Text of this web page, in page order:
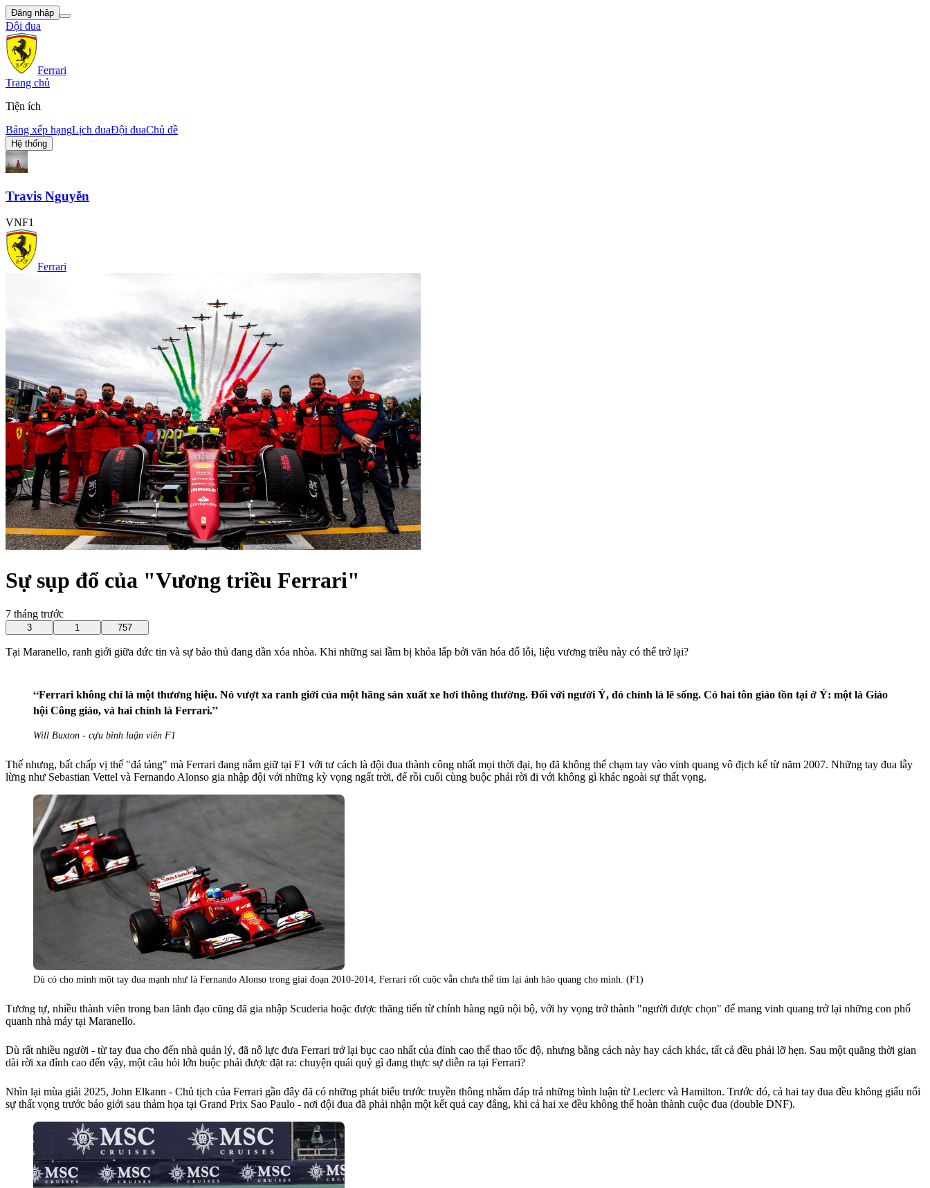
Đăng nhập
Đội đua
Ferrari
Trang chủ
Tiện ích
Bảng xếp hạngLịch đuaĐội đuaChủ đề
Hệ thống
Travis Nguyễn
VNF1
Ferrari
Sự sụp đổ của "Vương triều Ferrari"
7 tháng trước
3 1 757
Tại Maranello, ranh giới giữa đức tin và sự bảo thủ đang dần xóa nhòa. Khi những sai lầm bị khỏa lấp bởi văn hóa đổ lỗi, liệu vương triều này có thể trở lại?
Ferrari không chỉ là một thương hiệu. Nó vượt xa ranh giới của một hãng sản xuất xe hơi thông thường. Đối với người Ý, đó chính là lẽ sống. Có hai tôn giáo tồn tại ở Ý: một là Giáo
hội Công giáo, và hai chính là Ferrari.
Will Buxton - cựu bình luận viên F1
Thế nhưng, bất chấp vị thế "đá tảng" mà Ferrari đang nắm giữ tại F1 với tư cách là đội đua thành công nhất mọi thời đại, họ đã không thể chạm tay vào vinh quang vô địch kể từ năm 2007. Những tay đua lẫy
lừng như Sebastian Vettel và Fernando Alonso gia nhập đội với những kỳ vọng ngất trời, để rồi cuối cùng buộc phải rời đi với không gì khác ngoài sự thất vọng.
Dù có cho mình một tay đua mạnh như là Fernando Alonso trong giai đoạn 2010-2014, Ferrari rốt cuộc vẫn chưa thể tìm lại ánh hào quang cho mình. (F1)
Tương tự, nhiều thành viên trong ban lãnh đạo cũng đã gia nhập Scuderia hoặc được thăng tiến từ chính hàng ngũ nội bộ, với hy vọng trở thành "người được chọn" để mang vinh quang trở lại những con phố
quanh nhà máy tại Maranello.
Dù rất nhiều người - từ tay đua cho đến nhà quản lý, đã nỗ lực đưa Ferrari trở lại bục cao nhất của đỉnh cao thể thao tốc độ, nhưng bằng cách này hay cách khác, tất cả đều phải lỡ hẹn. Sau một quãng thời gian
dài rời xa đỉnh cao đến vậy, một câu hỏi lớn buộc phải được đặt ra: chuyện quái quỷ gì đang thực sự diễn ra tại Ferrari?
Nhìn lại mùa giải 2025, John Elkann - Chủ tịch của Ferrari gần đây đã có những phát biểu trước truyền thông nhằm đáp trả những bình luận từ Leclerc và Hamilton. Trước đó, cả hai tay đua đều không giấu nổi
sự thất vọng trước báo giới sau thảm họa tại Grand Prix Sao Paulo - nơi đội đua đã phải nhận một kết quả cay đắng, khi cả hai xe đều không thể hoàn thành cuộc đua (double DNF).